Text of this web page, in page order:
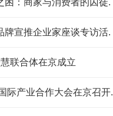
牌宣推企业家座谈专访活.
慧联合体在京成立
际产业合作大会在京召开.